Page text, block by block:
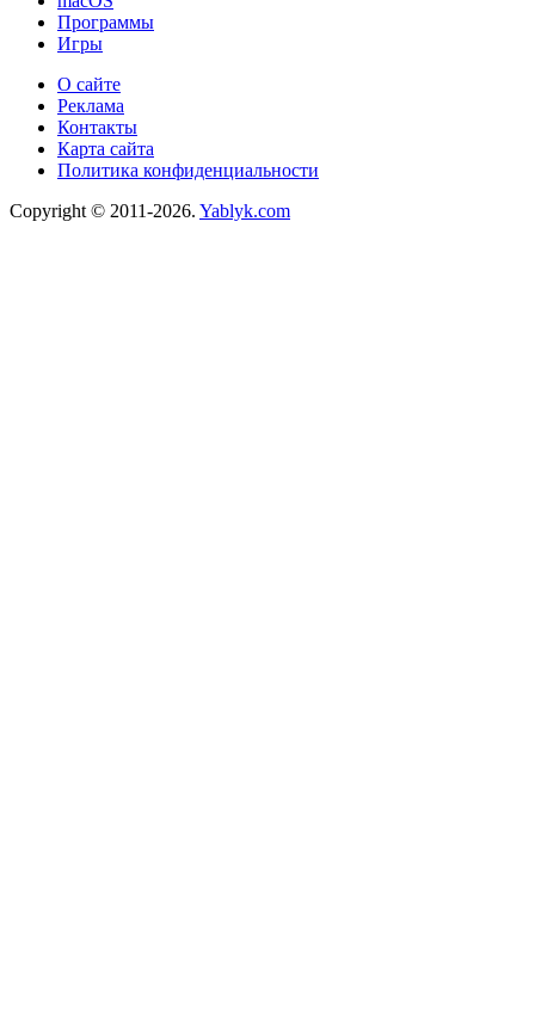
Программы
Игры
О сайте
Реклама
Контакты
Карта сайта
Политика конфиденциальности
Copyright © 2011-2026. Yablyk.сom